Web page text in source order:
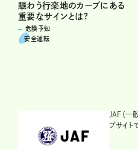
賑わう行楽地のカーブにある
重要なサインとは?
危険予知
安全運転
JAF（
ブサイト